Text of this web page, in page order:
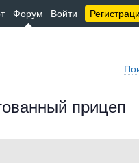
Форум Войти
прицеп